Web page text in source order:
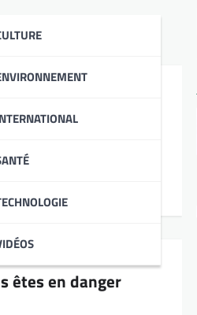
santé
les cancers.
êtes en danger